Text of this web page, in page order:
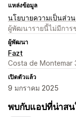
แหล่งข้อมูล
นโยบายความเป็นส่ว
ผู้พัฒนารายนี้ไม่มีการ
ผู้พัฒนา
Fazt
Costa de Montemar
เปิดตัวแล้ว
9 มกราคม 2025
พบกับแอปที่น่าสน